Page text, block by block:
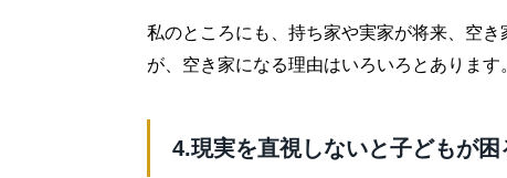
私のところにも、持ち家や実家が将来、空
が、空き家になる理由はいろいろとあります
4.現実を直視しないと子どもが困